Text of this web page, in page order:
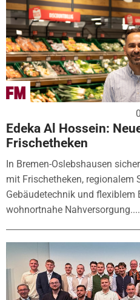
Edeka Al Hossein:
Frischetheken
In Bremen-Oslebshausen
mit Frischetheken, regionalem
Gebäudetechnik und flexiblem
wohnortnahe Nahversorgung....